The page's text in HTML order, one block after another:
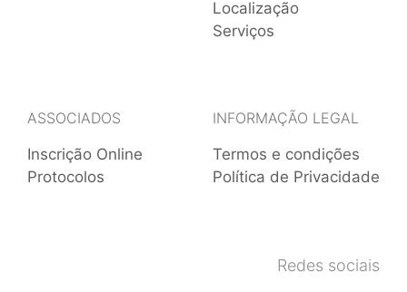
Localização
Serviços
ASSOCIADOS
Inscrição Online
Protocolos
INFORMAÇÃO LEGAL
Termos e condições
Política de Privacidade
Redes sociais